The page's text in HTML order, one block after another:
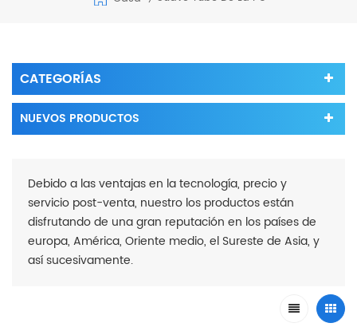
CATEGORÍAS
NUEVOS PRODUCTOS
Debido a las ventajas en la tecnología, precio y
servicio post-venta, nuestro los productos están
disfrutando de una gran reputación en los países de
europa, América, Oriente medio, el Sureste de Asia, y
así sucesivamente.